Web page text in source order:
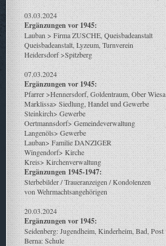
03.03.2024
Ergänzungen vor 1945:
Lauban > Firma ZUSCHE, Queisbadeanstalt
Queisbadeanstalt, Lyzeum, Turnverein
Heidersdorf >Spitzberg
07.03.2024
Ergänzungen vor 1945:
Pfarrer >Hennersdorf, Goldentraum, Ober Wiesa
Marklissa> Siedlung, Handel und Gewerbe
Steinkirch> Gewerbe
Oertmannsdorf> Gemeindeverwaltung
Langenöls> Gewerbe
Lauban> Familie DANZIGER
Wingendorf> Kirche
Kreis> Kirchenverwaltung
Ergänzungen 1945-1947:
Sterbebilder / Traueranzeigen / Kondolenzen
von Wehrmachtsangehörigen
20.03.2024
Ergänzungen vor 1945:
Seidenberg: Jugendheim, Kinderheim, Bad, Post
Berna: Schule